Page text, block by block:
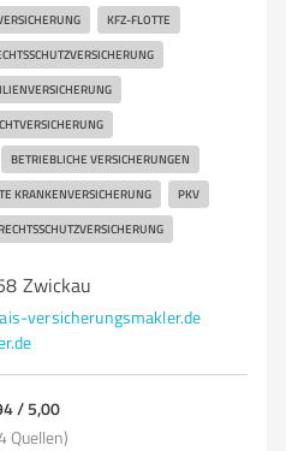
KFZ-FLOTTE
BETRIEBLICHE VERSICHERUNGEN
KRANKENVERSICHERUNG PKV
Zwickau
versicherungsmakler.de
/ 5,00
Quellen)